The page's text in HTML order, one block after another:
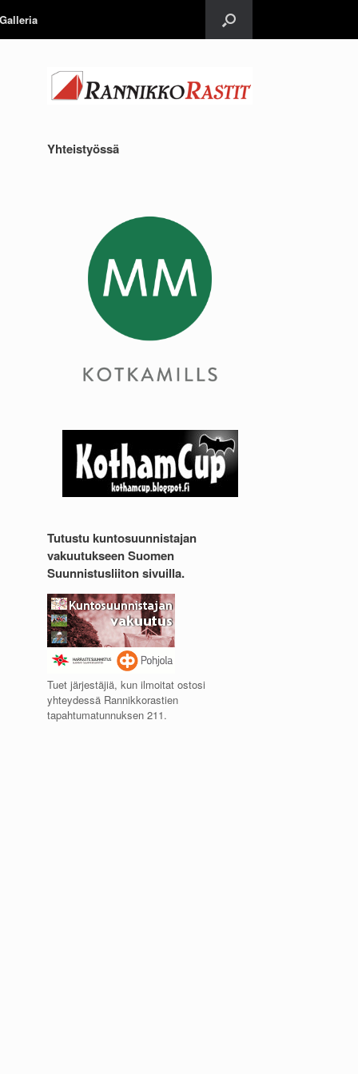
Galleria
Yhteistyössä
Tutustu kuntosuunnistajan
vakuutukseen Suomen
Suunnistusliiton sivuilla.
Tuet järjestäjiä, kun ilmoitat ostosi
yhteydessä Rannikkorastien
tapahtumatunnuksen 211.